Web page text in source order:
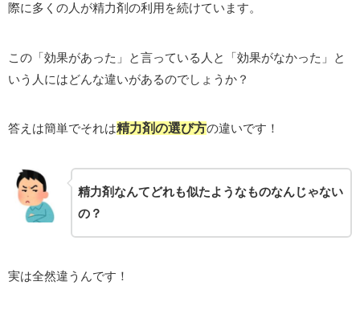
際に多くの人が精力剤の利用を続けています。
この「効果があった」と言っている人と「効果がなかった」と
いう人にはどんな違いがあるのでしょうか？
答えは簡単でそれは精力剤の選び方の違いです！
精力剤なんてどれも似たようなものなんじゃない
の？
実は全然違うんです！